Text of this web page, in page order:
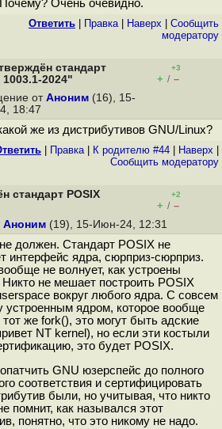
Почему? Очень очевидно.
Ответить Правка| Наверх
Cообщить
модератору
стандарт
1003.1-2024"
+3
+ / –
от Аноним (16), 15-
18:47
же из дистрибутивов GNU/Linux?
Правка| К родителю #44 Наверх
Cообщить модератору
стандарт POSIX
+2
+ / –
Аноним (19), 15-Июн-24, 12:31
должен. Стандарт POSIX не
интерфейс ядра, сюрприз-сюрприз.
не волнует, как устроены
не мешает построить POSIX
вокруг любого ядра. С совсем
устроенным ядром, которое вообще
тот же fork(), это могут быть адские
NT kernel), но если эти костыли
это будет POSIX.
GNU юзерспейс до полного
соответствия и сертифицировать
были, но учитывая, что никто
помнит, как назывался этот
понятно, что это никому не надо.